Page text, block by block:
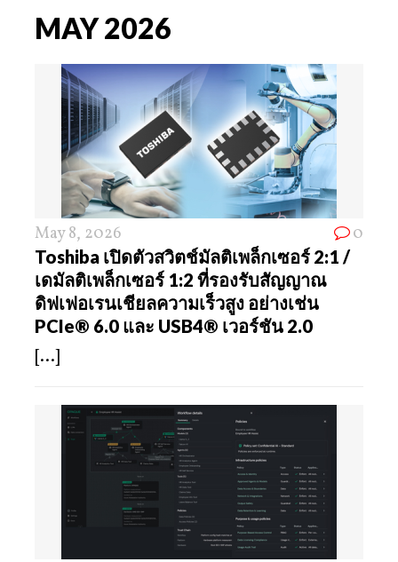
MAY 2026
May 8, 2026 0
Toshiba เปิดตัวสวิตช์มัลติเพล็กเซอร์ 2:1 /
เดมัลติเพล็กเซอร์ 1:2 ที่รองรับสัญญาณ
ดิฟเฟอเรนเชียลความเร็วสูง อย่างเช่น
PCIe® 6.0 และ USB4® เวอร์ชัน 2.0
[...]